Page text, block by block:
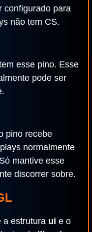
configurado para
não tem CS.
esse pino. Esse
pode ser
pino recebe
normalmente
mantive esse
discorrer sobre.
a estrutura ui e o